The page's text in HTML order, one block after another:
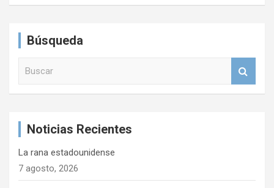
Búsqueda
Noticias Recientes
La rana estadounidense
7 agosto, 2026